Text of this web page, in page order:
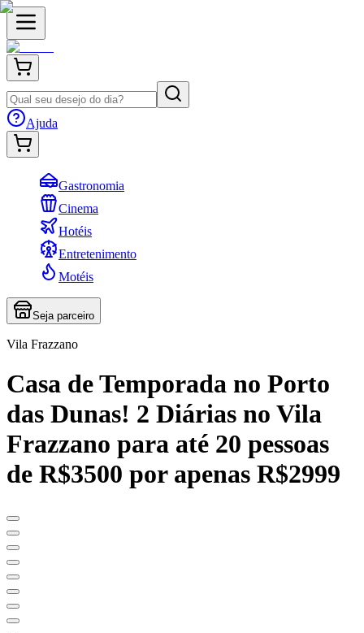
Ajuda
Gastronomia
Cinema
Hotéis
Entretenimento
Motéis
Seja parceiro
Vila Frazzano
Casa de Temporada no Porto
das Dunas! 2 Diárias no Vila
Frazzano para até 20 pessoas
de R$3500 por apenas R$2999